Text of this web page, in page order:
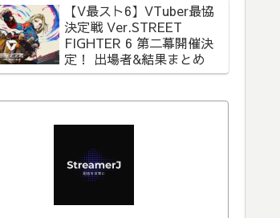
【V最スト6】VTuber最協
決定戦 Ver.STREET
FIGHTER 6 第二幕開催決
定！ 出場者&結果まとめ